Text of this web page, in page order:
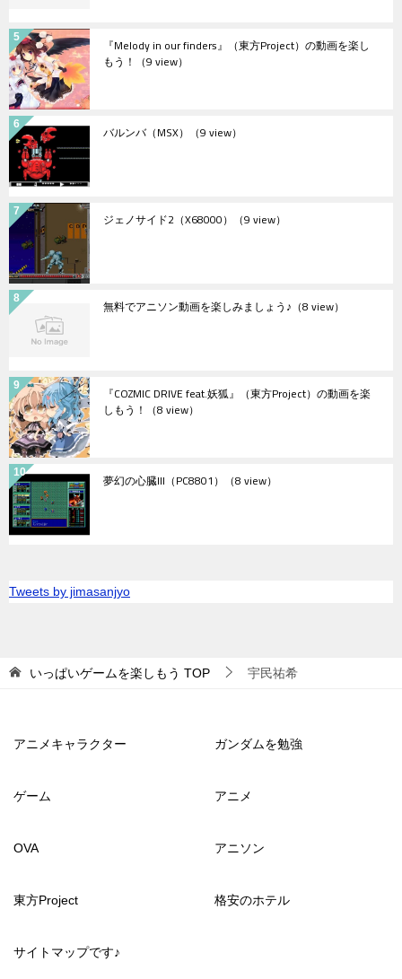
『Melody in our finders』（東方Project）の動画を楽し
もう！ （9 view）
バルンバ（MSX） （9 view）
ジェノサイド2（X68000） （9 view）
無料でアニソン動画を楽しみましょう♪ （8 view）
『COZMIC DRIVE feat.妖狐』（東方Project）の動画を楽
しもう！ （8 view）
夢幻の心臓III（PC8801） （8 view）
Tweets by jimasanjyo
いっぱいゲームを楽しもう TOP 宇民祐希
アニメキャラクター ガンダムを勉強
ゲーム アニメ
OVA アニソン
東方Project 格安のホテル
サイトマップです♪